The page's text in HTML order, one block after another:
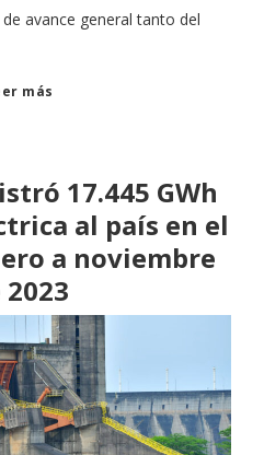
avance general tanto del
más
17.445 GWh
al país en el
a noviembre
2023